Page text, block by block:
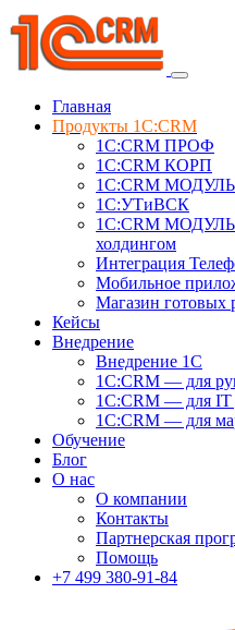
Главная
Продукты 1C:CRM
1С:CRM ПРОФ
1С:CRM КОРП
1С:CRM МОДУЛЬ
1C:УТиВСК
1С:CRM МОДУЛЬ
холдингом
Интеграция
Мобильное
Магазин готовых
Кейсы
Внедрение
Внедрение 1C
1С:CRM — для
1С:CRM — для IT
1С:CRM — для
Обучение
Блог
О нас
О компании
Контакты
Партнерская
Помощь
+7 499 380-91-84